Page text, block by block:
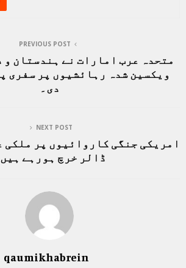
PREVIOUS POST
متحدہ عرب امارات نے ہندستان و
ویکسین شدہ رہائشیوں پر سفری
دی۔
NEXT POST
امریکی جنگی کاروائیوں پر ملکی
ڈالر خرچ ہورہے
qaumikhabrein